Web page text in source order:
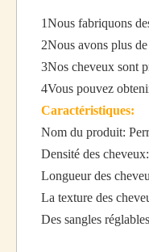
1Nous fabriquons
2Nous avons plus
3Nos cheveux sont
4Vous pouvez
Caractéristiques:
Nom du produit:
Densité des
Longueur des
La texture des
Des sangles